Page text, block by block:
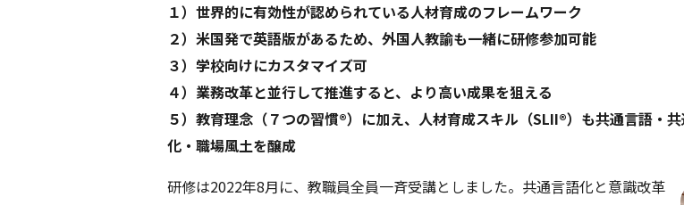
１）世界的に有効性が認められている人材育成のフレームワーク
２）米国発で英語版があるため、外国人教諭も一緒に研修参加可能
３）学校向けにカスタマイズ可
４）業務改革と並行して推進すると、より高い成果を狙える
５）教育理念（７つの習慣®）に加え、人材育成スキル（SLII®）も共通言語・
化・職場風土を醸成
研修は2022年8月に、教職員全員一斉受講としました。共通言語化と意識改革